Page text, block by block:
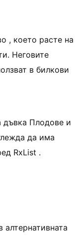
, което расте на
Неговите
в билкови
дъвка Плодове и
да има
RxList .
алтернативната